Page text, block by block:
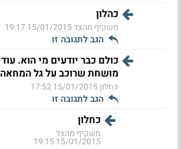
כהלון
משקיף מהצד15/01/2015 19:17
הגב לתגובה זו
כולם כבר יודעים מי הוא. עוד
מושחת שרוכב על גל המחאה
כחלון15/01/2015 17:52
הגב לתגובה זו
כחלון
משקיף מהצד
15/01/2015 19:15